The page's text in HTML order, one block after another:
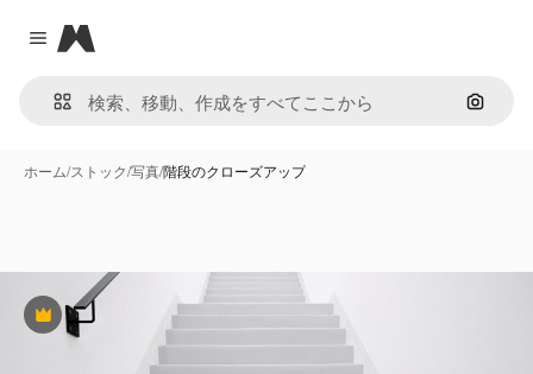
Close menu
Magnific
画像で
ホーム/ストック/写真/階段のクローズアップ
Premium